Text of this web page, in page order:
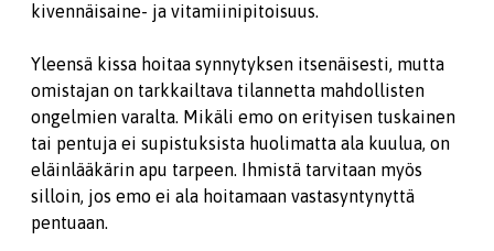
kivennäisaine- ja vitamiinipitoisuus.
Yleensä kissa hoitaa synnytyksen itsenäisesti, mutta
omistajan on tarkkailtava tilannetta mahdollisten
ongelmien varalta. Mikäli emo on erityisen tuskainen
tai pentuja ei supistuksista huolimatta ala kuulua, on
eläinlääkärin apu tarpeen. Ihmistä tarvitaan myös
silloin, jos emo ei ala hoitamaan vastasyntynyttä
pentuaan.